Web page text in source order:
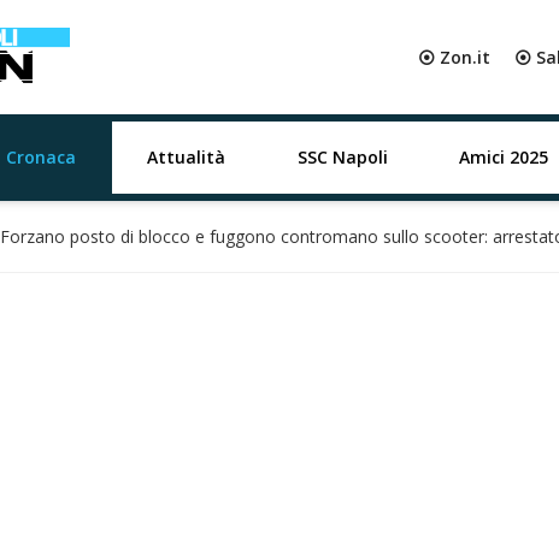
⦿ Zon.it ⦿
Cronaca Attualità SSC Napoli Amici 2025
Forzano posto di blocco e fuggono contromano sullo scooter: